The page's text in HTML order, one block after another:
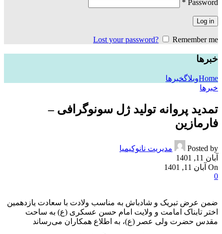
Password
*
Log in
Lost your password? Remember me
خبرها
Homeوبلاگخبرها
خبرها
تمدید پروانه تولید ژل سونوگرافی –
فارمازین
Posted by
مدیریت نانوکیمیا
آبان 11, 1401
On آبان 11, 1401
0
ضمن عرض تبریک و شادباش به مناسب ولادت با سعادت یازدهمین
اختر تابناک امامت و ولایت امام حسن عسکری (ع) به ساحت
مقدس حضرت ولی عصر (ع)، به اطلاع همکاران می‌رساند